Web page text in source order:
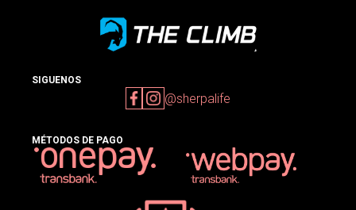
SIGUENOS
@sherpalife
MÉTODOS DE PAGO